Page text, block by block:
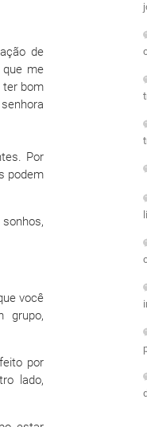
de
que me
ter bom
Por
podem
você
grupo,
por
lado,